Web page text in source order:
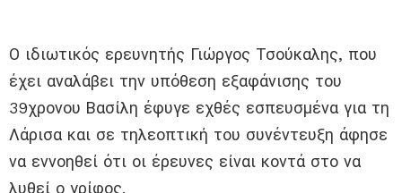
Ο ιδιωτικός ερευνητής Γιώργος Τσούκαλης, που
έχει αναλάβει την υπόθεση εξαφάνισης του
39χρονου Βασίλη έφυγε εχθές εσπευσμένα για τη
Λάρισα και σε τηλεοπτική του συνέντευξη άφησε
να εννοηθεί ότι οι έρευνες είναι κοντά στο να
λυθεί ο γρίφος.